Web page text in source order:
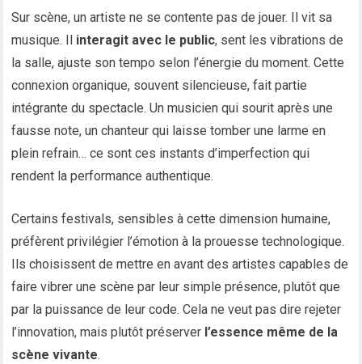
Sur scène, un artiste ne se contente pas de jouer. Il vit sa
musique. Il interagit avec le public, sent les vibrations de
la salle, ajuste son tempo selon l’énergie du moment. Cette
connexion organique, souvent silencieuse, fait partie
intégrante du spectacle. Un musicien qui sourit après une
fausse note, un chanteur qui laisse tomber une larme en
plein refrain… ce sont ces instants d’imperfection qui
rendent la performance authentique.
Certains festivals, sensibles à cette dimension humaine,
préfèrent privilégier l’émotion à la prouesse technologique.
Ils choisissent de mettre en avant des artistes capables de
faire vibrer une scène par leur simple présence, plutôt que
par la puissance de leur code. Cela ne veut pas dire rejeter
l’innovation, mais plutôt préserver l’essence même de la
scène vivante.